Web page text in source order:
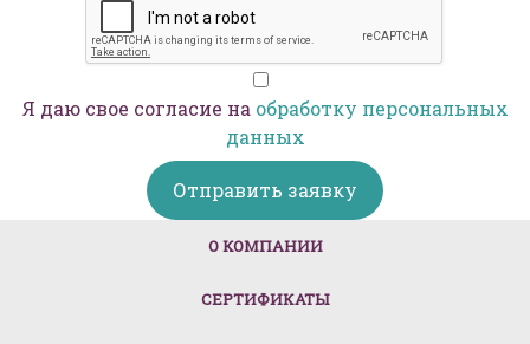
Я даю свое согласие на обработку персональных
данных
Отправить заявку
О КОМПАНИИ(CURRENT)
СЕРТИФИКАТЫ